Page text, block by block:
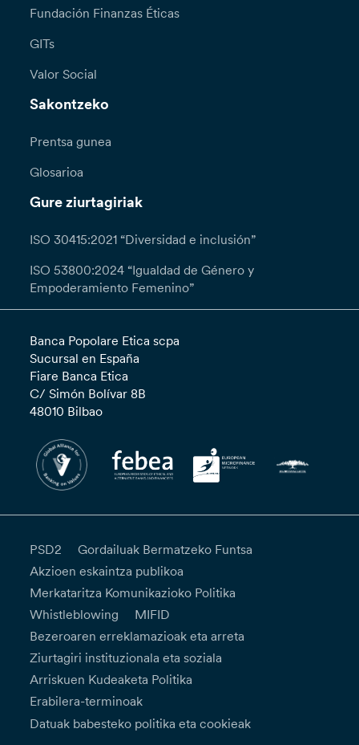
Fundación Finanzas Éticas
GITs
Valor Social
Sakontzeko
Prentsa gunea
Glosarioa
Gure ziurtagiriak
ISO 30415:2021 “Diversidad e inclusión”
ISO 53800:2024 “Igualdad de Género y
Empoderamiento Femenino”
Banca Popolare Etica scpa
Sucursal en España
Fiare Banca Etica
C/ Simón Bolívar 8B
48010 Bilbao
PSD2
Gordailuak Bermatzeko Funtsa
Akzioen eskaintza publikoa
Merkataritza Komunikazioko Politika
Whistleblowing
MIFID
Bezeroaren erreklamazioak eta arreta
Ziurtagiri instituzionala eta soziala
Arriskuen Kudeaketa Politika
Erabilera-terminoak
Datuak babesteko politika eta cookieak